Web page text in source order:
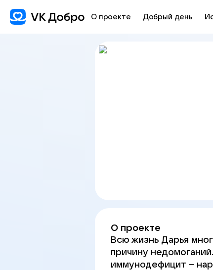
О проекте Добрый день
О проекте
Всю жизнь Дарья
причину
иммунодефицит –